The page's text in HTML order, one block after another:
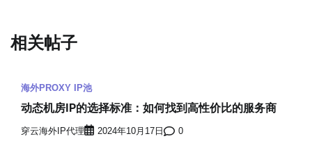
相关帖子
海外PROXY IP池
动态机房IP的选择标准：如何找到高性价比的服务商
穿云海外IP代理 2024年10月17日 0